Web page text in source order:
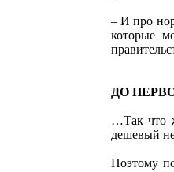
– И про
которые
ДО
…Так что
дешевый
Поэтому